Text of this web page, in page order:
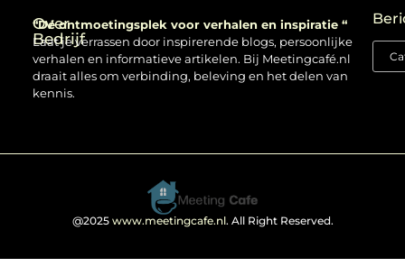
Over
Bedrijf
“Dé ontmoetingsplek voor verhalen en inspiratie “
Laat je verrassen door inspirerende blogs, persoonlijke
verhalen en informatieve artikelen. Bij Meetingcafé.nl
draait alles om verbinding, beleving en het delen van
kennis.
@2025 www.meetingcafe.nl. All Right Reserved.